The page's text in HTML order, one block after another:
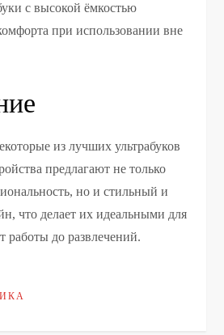
с высокой ёмкостью
при использовании вне
из лучших ультрабуков
предлагают не только
но и стильный и
что делает их идеальными для
работы до развлечений.